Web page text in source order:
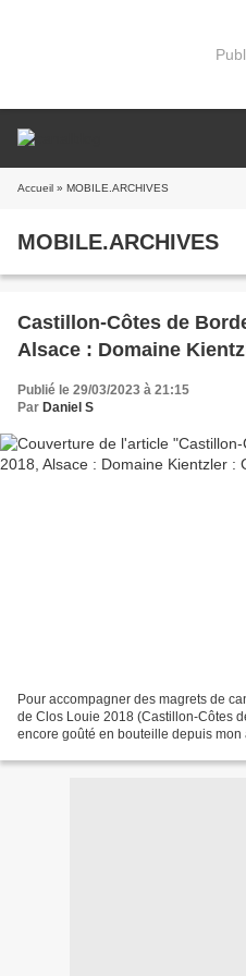
Accueil » MOBILE.ARCHIVES
MOBILE.ARCHIVES
Castillon-Côtes de
Alsace : Domaine
Publié le 29/03/2023 à 21:15
Par Daniel S
Pour accompagner des magrets de
de Clos Louie 2018 (Castillon-Côtes
encore goûté en bouteille depuis mon